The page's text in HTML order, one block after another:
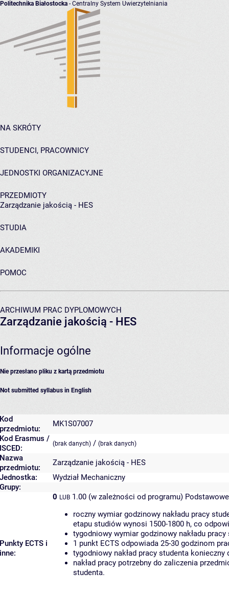
Politechnika Białostocka - Centralny System Uwierzytelniania
NA SKRÓTY
STUDENCI, PRACOWNICY
JEDNOSTKI ORGANIZACYJNE
PRZEDMIOTY
Zarządzanie jakością - HES
STUDIA
AKADEMIKI
POMOC
ARCHIWUM PRAC DYPLOMOWYCH
Zarządzanie jakością - HES
Informacje ogólne
Nie przesłano pliku z kartą przedmiotu
Not submitted syllabus in English
Kod
przedmiotu:
MK1S07007
Kod Erasmus /
ISCED:
(brak danych) / (brak danych)
Nazwa
przedmiotu:
Zarządzanie jakością - HES
Jednostka:
Wydział Mechaniczny
Grupy:
Punkty ECTS i
inne:
0 LUB 1.00 (w zależności od programu)
roczny wymiar godzinowy nakładu pracy
etapu studiów wynosi 1500-1800 h, co
tygodniowy wymiar godzinowy nakładu
1 punkt ECTS odpowiada 25-30 godzinom
tygodniowy nakład pracy studenta
nakład pracy potrzebny do zaliczenia
studenta.